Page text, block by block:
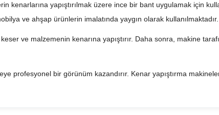
kenarlarına yapıştırılmak üzere ince bir bant uygulamak için
ve ahşap ürünlerin imalatında yaygın olarak kullanılmaktadır.
ve malzemenin kenarına yapıştırır. Daha sonra, makine
profesyonel bir görünüm kazandırır. Kenar yapıştırma